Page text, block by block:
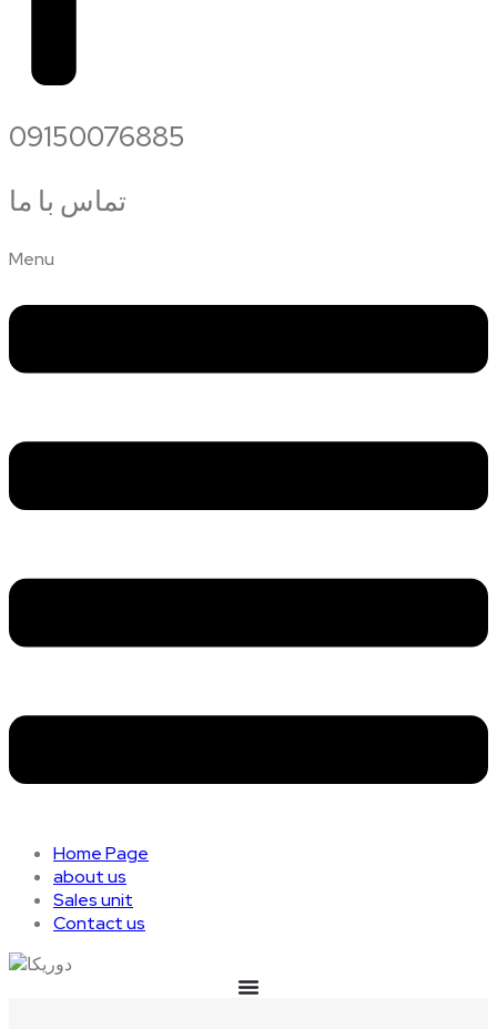
09150076885
تماس با ما
Menu
Home Page
about us
Sales unit
Contact us